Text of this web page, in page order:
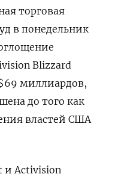
торговая
в понедельник
Blizzard
миллиардов,
до того как
властей США
и Activision